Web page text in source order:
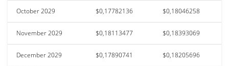
October 2029 $0,17782136 $0,18046258
November 2029 $0,18113477 $0,18393069
December 2029 $0,17890741 $0,18205696